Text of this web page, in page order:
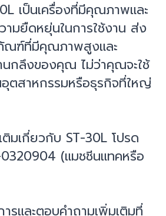
เป็นเครื่องที่มีคุณภาพและ
ามยืดหยุ่นในการใช้งาน ส่ง
ณฑ์ที่มีคุณภาพสูงและ
นกลึงของคุณ ไม่ว่าคุณจะใช้
อุตสาหกรรมหรือธุรกิจที่ใหญ่
มเกี่ยวกับ ST-30L โปรด
(แมชชีนแทคหรือ
ารและตอบคำถามเพิ่มเติมที่